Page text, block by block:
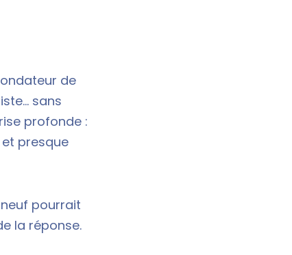
de
sans
profonde :
et presque
pourrait
la réponse.